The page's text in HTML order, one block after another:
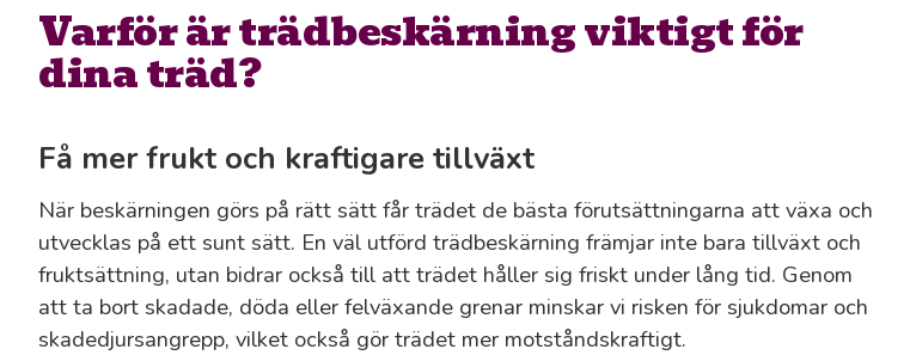
Varför är trädbeskärning viktigt för
dina träd?
Få mer frukt och kraftigare tillväxt
När beskärningen görs på rätt sätt får trädet de bästa förutsättningarna att växa och
utvecklas på ett sunt sätt. En väl utförd trädbeskärning främjar inte bara tillväxt och
fruktsättning, utan bidrar också till att trädet håller sig friskt under lång tid. Genom
att ta bort skadade, döda eller felväxande grenar minskar vi risken för sjukdomar och
skadedjursangrepp, vilket också gör trädet mer motståndskraftigt.